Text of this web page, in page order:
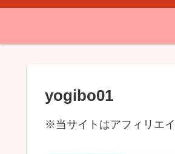
yogibo01
※当サイトはアフィリエ